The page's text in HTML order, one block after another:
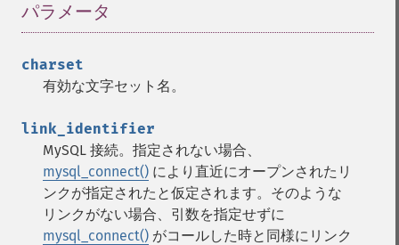
パラメータ
charset
有効な文字セット名。
link_identifier
MySQL 接続。指定されない場合、
mysql_connect() により直近にオープンされたリ
ンクが指定されたと仮定されます。そのような
リンクがない場合、引数を指定せずに
mysql_connect() がコールした時と同様にリンク